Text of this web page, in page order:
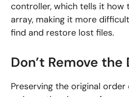
controller, which tells it how
array, making it more
find and restore lost files.
Don’t Remove the
Preserving the original order